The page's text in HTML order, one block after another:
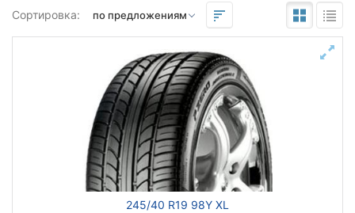
Сортировка:
245/40 R19 98Y XL
245
зимняя нешип